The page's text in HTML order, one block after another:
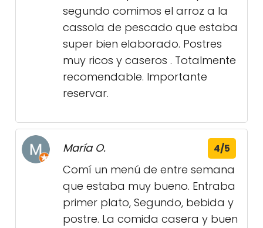
segundo comimos el arroz a la
cassola de pescado que estaba
super bien elaborado. Postres
muy ricos y caseros . Totalmente
recomendable. Importante
reservar.
María O. 4/5
Comí un menú de entre semana
que estaba muy bueno. Entraba
primer plato, Segundo, bebida y
postre. La comida casera y buen